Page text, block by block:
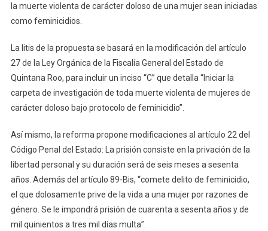
Una
Investigue
Como
Feminicidio
la muerte violenta de carácter doloso de una mujer sean iniciadas
como feminicidios.
La litis de la propuesta se basará en la modificación del artículo
27 de la Ley Orgánica de la Fiscalía General del Estado de
Quintana Roo, para incluir un inciso “C” que detalla “Iniciar la
carpeta de investigación de toda muerte violenta de mujeres de
carácter doloso bajo protocolo de feminicidio”.
Así mismo, la reforma propone modificaciones al artículo 22 del
Código Penal del Estado: La prisión consiste en la privación de la
libertad personal y su duración será de seis meses a sesenta
años. Además del artículo 89-Bis, “comete delito de feminicidio,
el que dolosamente prive de la vida a una mujer por razones de
género. Se le impondrá prisión de cuarenta a sesenta años y de
mil quinientos a tres mil días multa”.